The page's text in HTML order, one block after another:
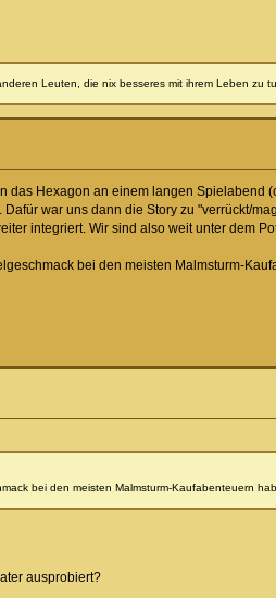
Leuten, die nix besseres mit ihrem Leben zu
das Hexagon an einem langen
war uns dann die Story zu "verrückt/
integriert. Wir sind also weit unter dem
bei den meisten Malmsturm-
bei den meisten Malmsturm-Kaufabenteuern
ausprobiert?